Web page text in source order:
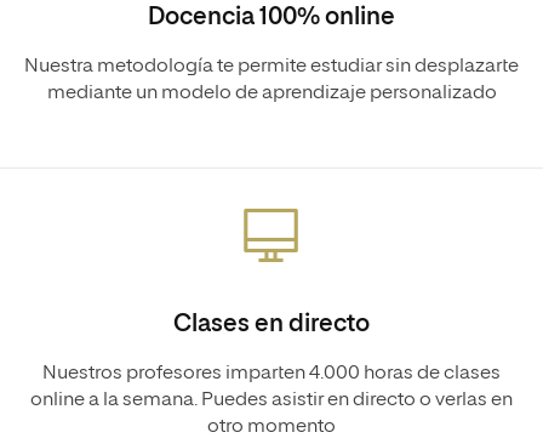
Docencia 100% online
Nuestra metodología te permite estudiar sin desplazarte
mediante un modelo de aprendizaje personalizado
Clases en directo
Nuestros profesores imparten 4.000 horas de clases
online a la semana. Puedes asistir en directo o verlas en
otro momento